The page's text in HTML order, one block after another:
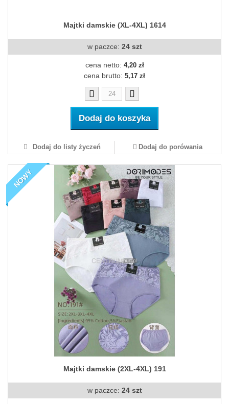
Majtki damskie (XL-4XL) 1614
w paczce: 24 szt
cena netto: 4,20 zł
cena brutto: 5,17 zł
Dodaj do koszyka
Dodaj do listy życzeń Dodaj do porówania
NOWY
Majtki damskie (2XL-4XL) 191
w paczce: 24 szt